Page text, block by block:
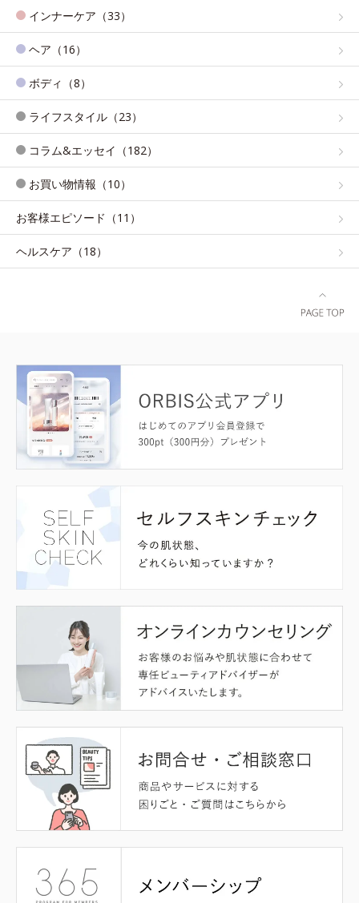
インナーケア（33）
ヘア（16）
ボディ（8）
ライフスタイル（23）
コラム&エッセイ（182）
お買い物情報（10）
お客様エピソード（11）
ヘルスケア（18）